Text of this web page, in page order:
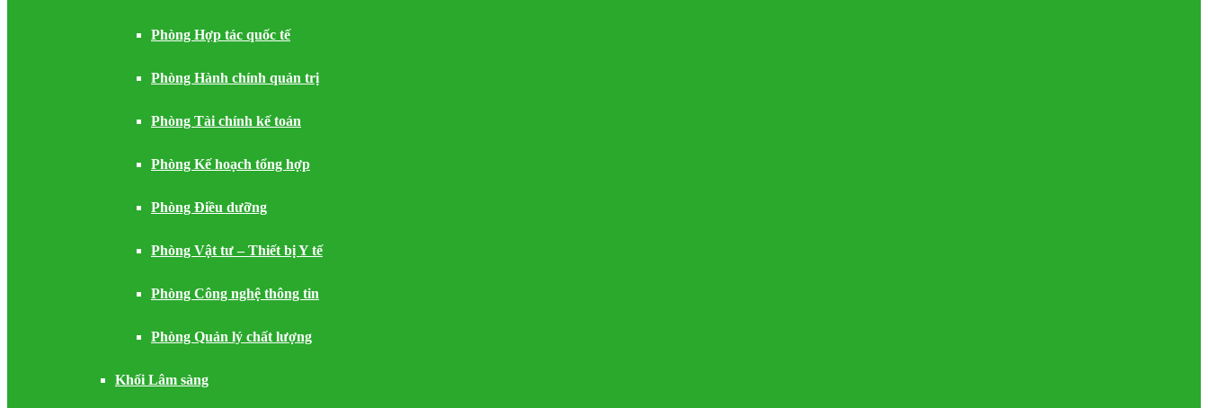
Phòng Hợp tác quốc tế
Phòng Hành chính quản trị
Phòng Tài chính kế toán
Phòng Kế hoạch tổng hợp
Phòng Điều dưỡng
Phòng Vật tư – Thiết bị Y tế
Phòng Công nghệ thông tin
Phòng Quản lý chất lượng
Khối Lâm sàng